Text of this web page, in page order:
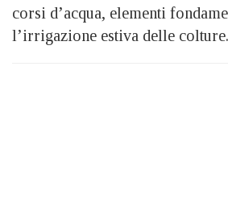
corsi d’acqua, elementi
l’irrigazione estiva delle colture.